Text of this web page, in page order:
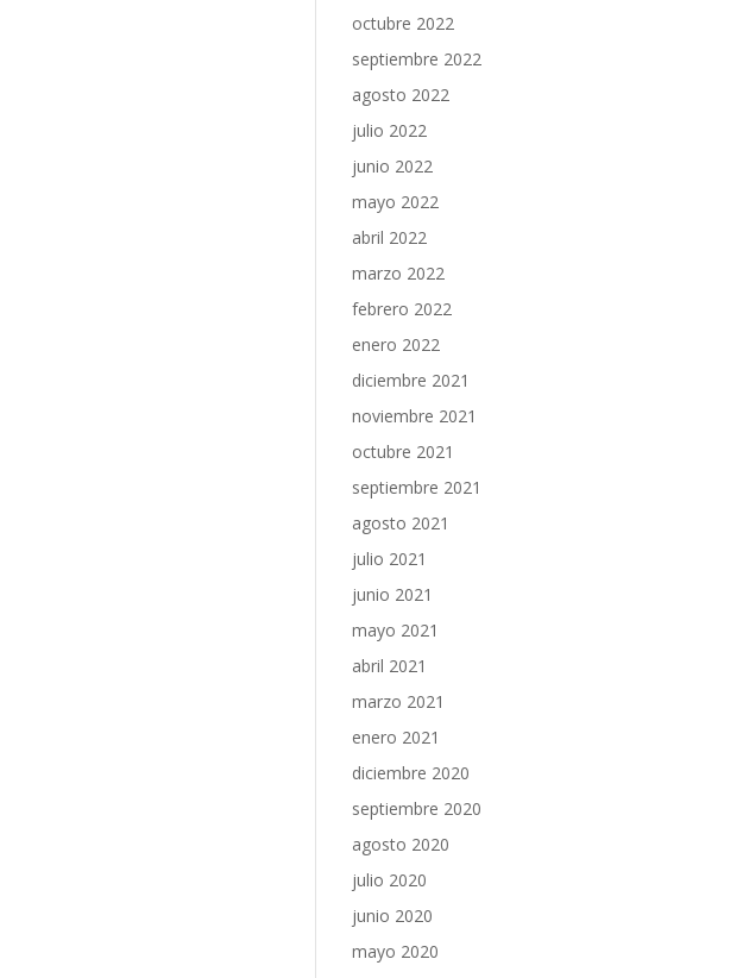
octubre 2022
septiembre 2022
agosto 2022
julio 2022
junio 2022
mayo 2022
abril 2022
marzo 2022
febrero 2022
enero 2022
diciembre 2021
noviembre 2021
octubre 2021
septiembre 2021
agosto 2021
julio 2021
junio 2021
mayo 2021
abril 2021
marzo 2021
enero 2021
diciembre 2020
septiembre 2020
agosto 2020
julio 2020
junio 2020
mayo 2020